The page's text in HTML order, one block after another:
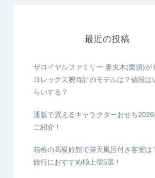
最近の投稿
ザロイヤルファミリー 妻夫木(栗須)が
ロレックス腕時計のモデルは？値段は
らいする？
通版で買えるキャラクターおせち
ご紹介！
箱根の高級旅館で露天風呂付き客室は
旅行におすすめ極上宿5選！